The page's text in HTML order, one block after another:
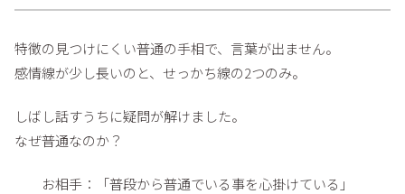
特徴の見つけにくい普通の手相で、言葉が出ません。
感情線が少し長いのと、せっかち線の2つのみ。
しばし話すうちに疑問が解けました。
なぜ普通なのか？
お相手：「普段から普通でいる事を心掛けている」